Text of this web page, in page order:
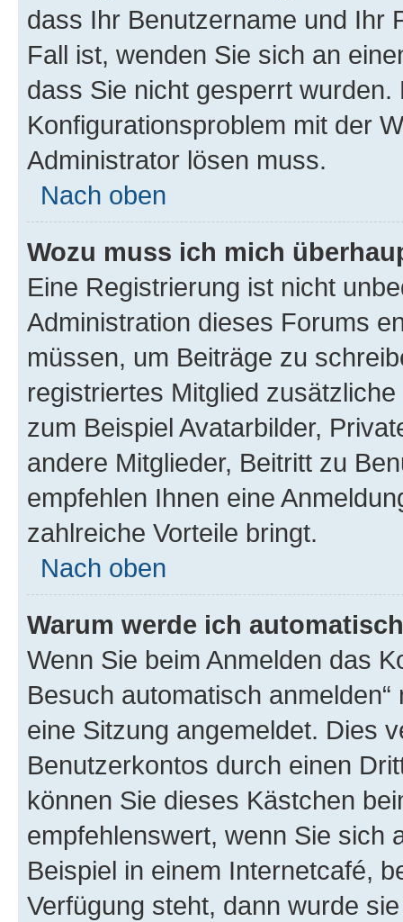
dass Ihr Benutzername und Ihr
Fall ist, wenden Sie sich an
dass Sie nicht gesperrt
Konfigurationsproblem mit der
Administrator lösen muss.
Nach oben
Wozu muss ich mich
Eine Registrierung ist nicht
Administration dieses Forums
müssen, um Beiträge zu
registriertes Mitglied
zum Beispiel Avatarbilder,
andere Mitglieder, Beitritt zu
empfehlen Ihnen eine
zahlreiche Vorteile bringt.
Nach oben
Warum werde ich
Wenn Sie beim Anmelden das
Besuch automatisch
eine Sitzung angemeldet. Dies
Benutzerkontos durch einen
können Sie dieses Kästchen
empfehlenswert, wenn Sie sich
Beispiel in einem Internetcafé,
Verfügung steht, dann wurde